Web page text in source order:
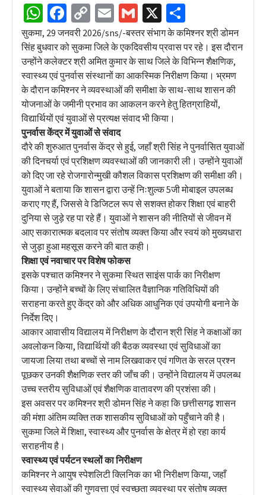
WhatsApp
Facebook
Copy
Link
EmailGmail
X
सुकमा, 29 जनवरी 2026/sns/-बस्तर संभाग के कमिश्नर श्री डोमन
सिंह बुधवार को सुकमा जिले के एकदिवसीय प्रवास पर रहे। इस दौरान
उन्होंने कलेक्टर श्री अमित कुमार के साथ जिले के विभिन्न शैक्षणिक,
स्वास्थ्य एवं पुनर्वास संस्थानों का आकस्मिक निरीक्षण किया। भ्रमण
के दौरान कमिश्नर ने व्यवस्थाओं की समीक्षा के साथ-साथ शासन की
योजनाओं के जमीनी प्रभाव का आकलन करने हेतु हितग्राहियों,
विद्यार्थियों एवं युवाओं से प्रत्यक्ष संवाद भी किया।
पुनर्वास केंद्र में युवाओं से संवाद
दौरे की शुरुआत पुनर्वास केंद्र से हुई, जहाँ श्री सिंह ने पुनर्वासित युवाओं
की दिनचर्या एवं प्रशिक्षण व्यवस्थाओं की जानकारी ली। उन्होंने युवाओं
को दिए जा रहे रोजगारोन्मुखी कौशल विकास प्रशिक्षण की समीक्षा की।
युवाओं ने बताया कि शासन द्वारा उन्हें निःशुल्क 5जी मोबाइल उपलब्ध
कराए गए हैं, जिससे वे डिजिटल रूप से सशक्त होकर शिक्षा एवं बाहरी
दुनिया से जुड़े रह पा रहे हैं। युवाओं ने शासन की नीतियों से जीवन में
आए सकारात्मक बदलाव पर संतोष व्यक्त किया और स्वयं को मुख्यधारा
से जुड़ा हुआ महसूस करने की बात कही।
शिक्षा एवं नवाचार पर विशेष फोकस
इसके पश्चात कमिश्नर ने सुकमा स्थित साइंस पार्क का निरीक्षण
किया। उन्होंने बच्चों के लिए संचालित वैज्ञानिक गतिविधियों की
सराहना करते हुए केंद्र को और अधिक आधुनिक एवं उपयोगी बनाने के
निर्देश दिए।
आकार आवासीय विद्यालय में निरीक्षण के दौरान श्री सिंह ने कक्षाओं का
अवलोकन किया, विद्यार्थियों की बैठक व्यवस्था एवं सुविधाओं का
जायजा लिया तथा बच्चों से नाम लिखवाकर एवं गणित के सरल प्रश्न
पूछकर उनकी शैक्षणिक स्तर की जाँच की। उन्होंने विद्यालय में उपलब्ध
उच्च स्तरीय सुविधाओं एवं शैक्षणिक वातावरण की प्रशंसा की।
इस अवसर पर कमिश्नर श्री डोमन सिंह ने कहा कि छत्तीसगढ़ शासन
की मंशा अंतिम व्यक्ति तक शासकीय सुविधाओं को पहुँचाने की है।
सुकमा जिले में शिक्षा, स्वास्थ्य और पुनर्वास के क्षेत्र में हो रहा कार्य
सराहनीय है।
स्वास्थ्य एवं पर्यटन स्थलों का निरीक्षण
कमिश्नर ने आयुष स्पेशलिटी क्लिनिक का भी निरीक्षण किया, जहाँ
स्वास्थ्य सेवाओं की गुणवत्ता एवं स्वच्छता व्यवस्था पर संतोष व्यक्त